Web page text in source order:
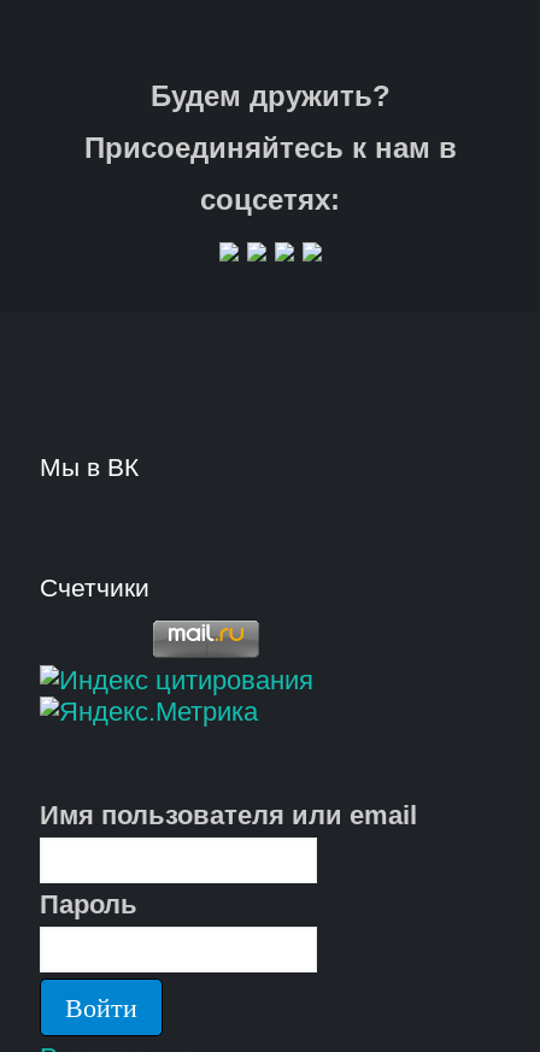
Будем дружить?
Присоединяйтесь к нам в
соцсетях:
Мы в ВК
Счетчики
Имя пользователя или email
Пароль